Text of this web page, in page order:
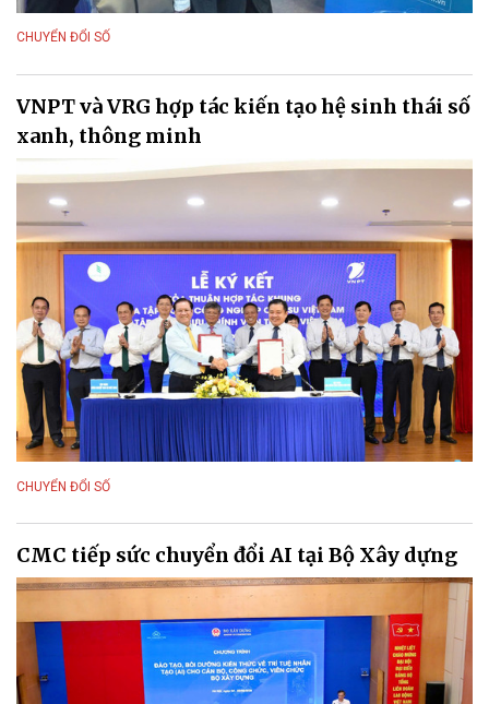
CHUYỂN ĐỔI SỐ
VNPT và VRG hợp tác kiến tạo hệ sinh thái số
xanh, thông minh
CHUYỂN ĐỔI SỐ
CMC tiếp sức chuyển đổi AI tại Bộ Xây dựng